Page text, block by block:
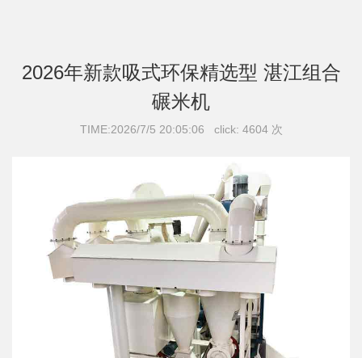
2026年新款吸式环保精选型 湛江组合
碾米机
TIME:2026/7/5 20:05:06 click: 4604 次